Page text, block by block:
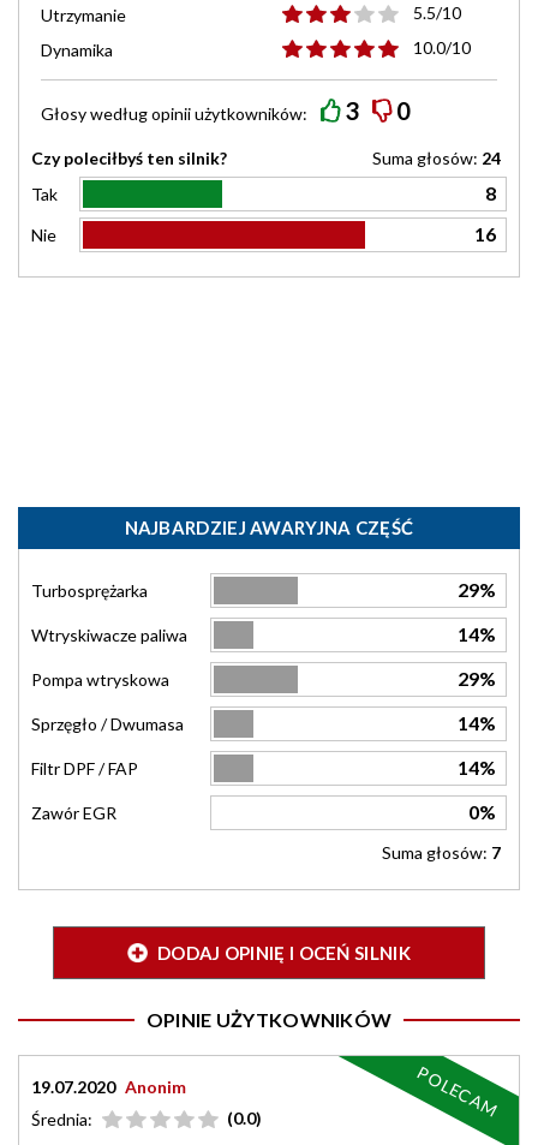
Utrzymanie
5.5/10
Dynamika
10.0/10
Głosy wedługopiniiużytkowników: 3 0
Czy poleciłbyś ten silnik? Suma głosów: 24
Tak
8
Nie 16
NAJBARDZIEJ AWARYJNA CZĘŚĆ
Turbosprężarka 29%
Wtryskiwacze paliwa 14%
Pompa wtryskowa 29%
Sprzęgło / Dwumasa 14%
Filtr DPF / FAP 14%
Zawór EGR 0%
Suma głosów: 7
DODAJ OPINIĘ I OCEŃ SILNIK
OPINIE UŻYTKOWNIKÓW
19.07.2020 Anonim
Średnia:
(0.0) POLECAM